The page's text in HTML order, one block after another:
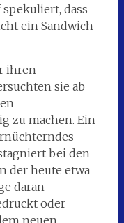
dass
ein Sandwich
ihren
sie ab
zu machen. Ein
bei den
der heute etwa
daran
oder
neuen